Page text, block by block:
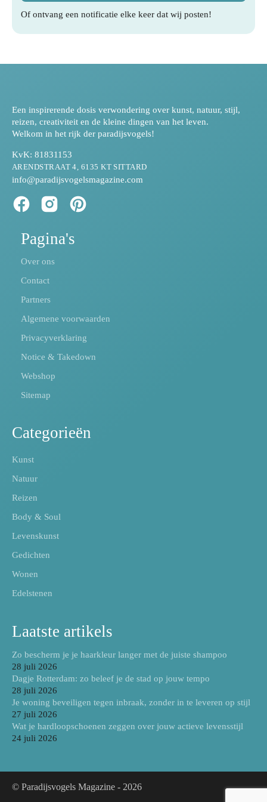
Of ontvang een notificatie elke keer dat wij posten!
Een inspirerende dosis verwondering over kunst, natuur, stijl,
reizen, creativiteit en de kleine dingen van het leven.
Welkom in het rijk der paradijsvogels!
KvK: 81831153
ARENDSTRAAT 4, 6135 KT SITTARD
info@paradijsvogelsmagazine.com
Pagina's
Over ons
Contact
Partners
Algemene voorwaarden
Privacyverklaring
Notice & Takedown
Webshop
Sitemap
Categorieën
Kunst
Natuur
Reizen
Body & Soul
Levenskunst
Gedichten
Wonen
Edelstenen
Laatste artikels
Zo bescherm je je haarkleur langer met de juiste shampoo
28 juli 2026
Dagje Rotterdam: zo beleef je de stad op jouw tempo
28 juli 2026
Je woning beveiligen tegen inbraak, zonder in te leveren op stijl
27 juli 2026
Wat je hardloopschoenen zeggen over jouw actieve levensstijl
24 juli 2026
© Paradijsvogels Magazine - 2026